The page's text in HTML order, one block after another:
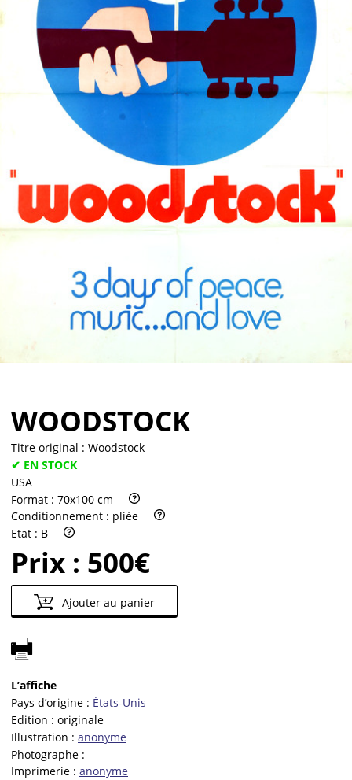
Vendre
WOODSTOCK
Titre original : Woodstock
✔ EN STOCK
USA
Format : 70x100 cm
Conditionnement : pliée
Etat : B
Prix : 500€
Ajouter au panier
L’affiche
Pays d’origine : États-Unis
Edition : originale
Illustration : anonyme
Photographe :
Imprimerie : anonyme